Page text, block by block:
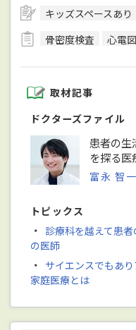
キッズスペースあり
骨密度検査
心電
取材記事
ドクターズファイル
患者の生
を探る医
富永 智
トピックス
・ 診療科を越えて患
の医師
・ サイエンスでもあ
家庭医療とは